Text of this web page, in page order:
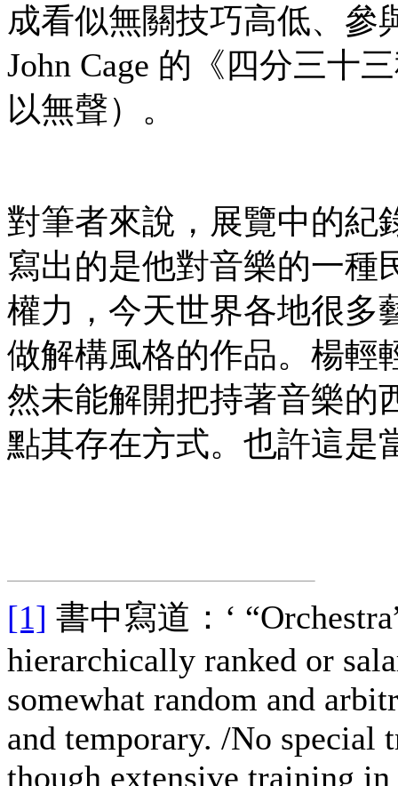
成看似無關技巧高低、參
John Cage 的《四分三十
以無聲）。
對筆者來說，展覽中的紀
寫出的是他對音樂的一種
權力，今天世界各地很多
做解構風格的作品。楊輕
然未能解開把持著音樂的
點其存在方式。也許這是
[1] 書中寫道：‘
hierarchically ranked or
somewhat random and
and temporary. /No special
though extensive training